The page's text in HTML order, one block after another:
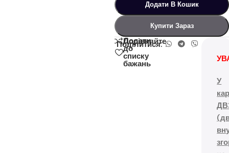
Додати В Кошик
Купити Зараз
Порівняйте
Додати
до
списку
бажань
Поділитися:
У